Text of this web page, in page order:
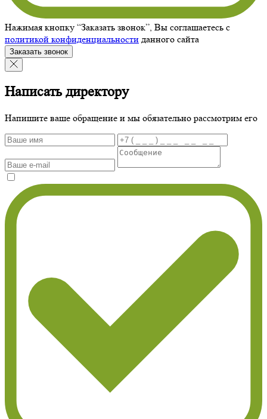
Нажимая кнопку “Заказать звонок”, Вы соглашаетесь с
политикой конфиденциальности данного сайта
Заказать звонок
Написать директору
Напишите ваше обращение и мы обязательно рассмотрим его